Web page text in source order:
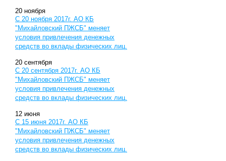
20 ноября
С 20 ноября 2017г. АО КБ
"Михайловский ПЖСБ" меняет
условия привлечения денежных
средств во вклады физических лиц.
20 сентября
С 20 сентября 2017г. АО КБ
"Михайловский ПЖСБ" меняет
условия привлечения денежных
средств во вклады физических лиц.
12 июня
С 15 июня 2017г. АО КБ
"Михайловский ПЖСБ" меняет
условия привлечения денежных
средств во вклады физических лиц.